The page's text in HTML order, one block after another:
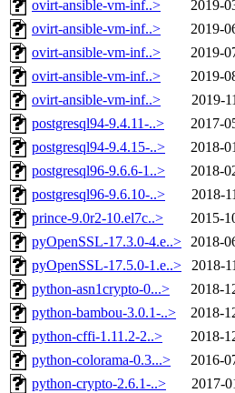
ovirt-ansible-vm-inf..> 2019-
ovirt-ansible-vm-inf..>
2019-
ovirt-ansible-vm-inf..>
2019-
ovirt-ansible-vm-inf..>
2019-
ovirt-ansible-vm-inf..>
2019-
postgresql94-9.4.11-..>
2017-
postgresql94-9.4.15-..>
2018-
postgresql96-9.6.6-1..>
2018-
postgresql96-9.6.10-..>
2018-
prince-9.0r2-10.el7c..>
2015-
pyOpenSSL-17.3.0-4.e..> 2018-
pyOpenSSL-17.5.0-1.e..>
2018-
python-asn1crypto-0...>
2018-
python-bambou-3.0.1-..>
2018-
python-cffi-1.11.2-2..>
2018-
python-colorama-0.3...>
2016-
python-crypto-2.6.1-..>
2017-